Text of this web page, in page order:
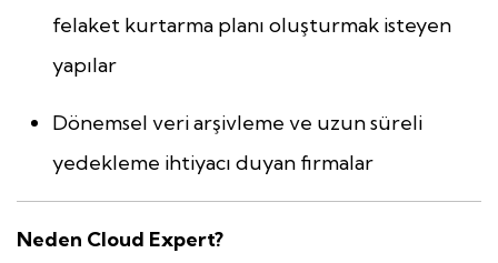
felaket kurtarma planı oluşturmak isteyen
yapılar
Dönemsel veri arşivleme ve uzun süreli
yedekleme ihtiyacı duyan firmalar
Neden Cloud Expert?